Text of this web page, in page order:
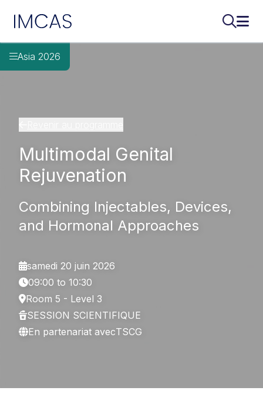
IMCAS
Asia 2026
Multimodal Genital
Rejuvenation
Combining Injectables, Devices,
and Hormonal Approaches
samedi 20 juin 2026
09:00 to 10:30
Room 5 - Level 3
SESSION SCIENTIFIQUE
En partenariat avecTSCG